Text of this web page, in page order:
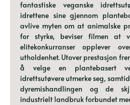
fantastiske veganske
idrettene sine gjennom
avlive myten om at animalske
for styrke, beviser filmen at
elitekonkurranser opplever
utholdenhet. Utover prestasjon
å velge en plantebasert
idrettsutøvere utmerke seg,
dyremishandlingen og de
industrielt landbruk forbundet